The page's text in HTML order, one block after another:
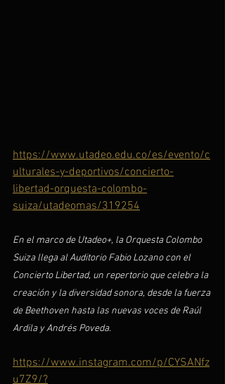
https://www.utadeo.edu.co/es/evento/c
ulturales-y-deportivos/concierto-
libertad-orquesta-colombo-
suiza/utadeomas/319254
En el marco de Utadeo+, la Orquesta Colombo
Suiza llega al Auditorio Fabio Lozano con el
Concierto Libertad, un repertorio que celebra la
creación y la diversidad sonora, desde la fuerza
de Beethoven hasta las nuevas voces de Raúl
Ardila y Andrés Poveda.
https://www.instagram.com/p/CYSANfz
u7Z9/?